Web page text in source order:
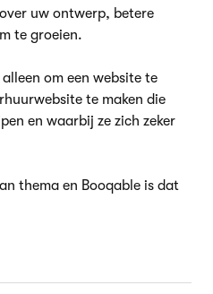
uw ontwerp, betere
te groeien.
om een website te
te maken die
en waarbij ze zich zeker
thema en Booqable is dat